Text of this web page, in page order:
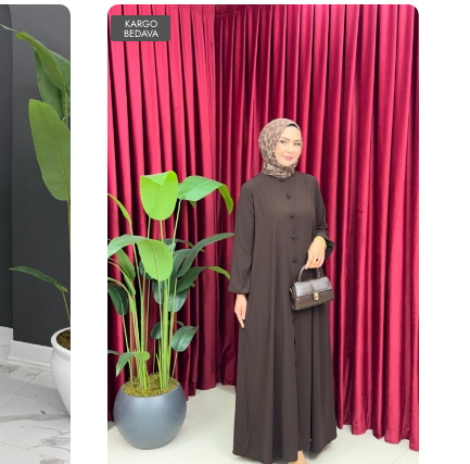
KARGO
BEDAVA